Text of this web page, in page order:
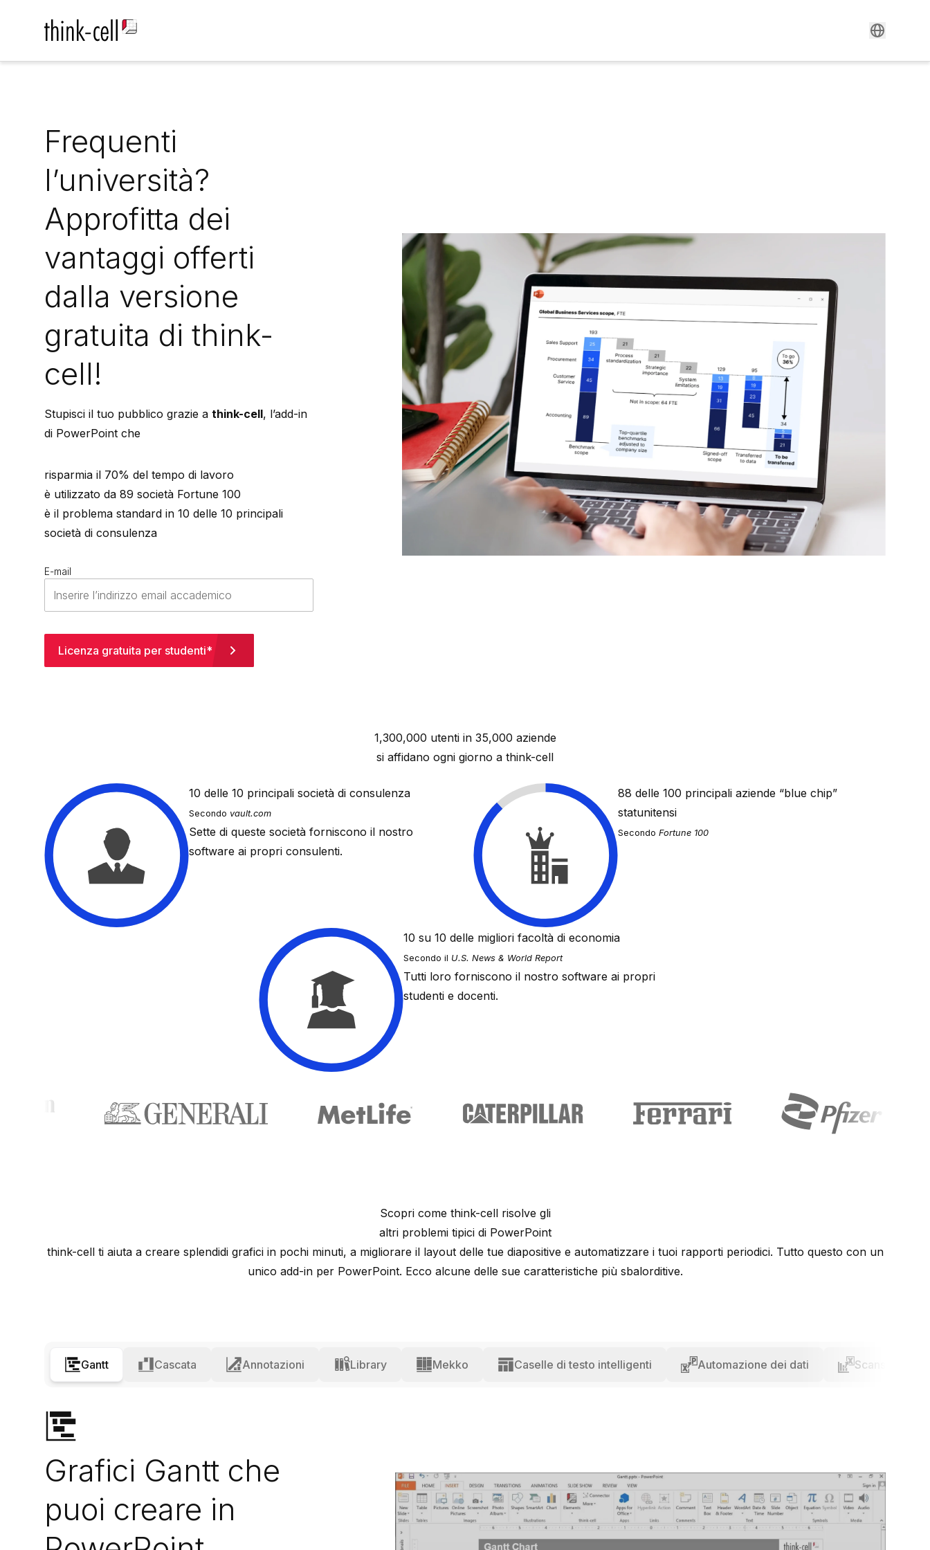
Frequenti
l’università?
Approfitta dei
vantaggi offerti
dalla versione
gratuita di think-
cell!
Stupisci il tuo pubblico grazie a think-cell, l’add-in
di PowerPoint che
risparmia il 70% del tempo di lavoro
è utilizzato da 89 società Fortune 100
è il problema standard in 10 delle 10 principali
società di consulenza
E-mail
Licenza gratuita per studenti*
1,300,000 utenti in 35,000 aziende
si affidano ogni giorno a think-cell
10 delle 10 principali società di consulenza
Secondo vault.com
Sette di queste società forniscono il nostro
software ai propri consulenti.
88 delle 100 principali aziende “blue chip”
statunitensi
Secondo Fortune 100
10 su 10 delle migliori facoltà di economia
Secondo il U.S. News & World Report
Tutti loro forniscono il nostro software ai propri
studenti e docenti.
Scopri come think-cellrisolve gli
altri problemi tipici di PowerPoint
think-cellti aiuta a creare splendidi grafici in pochi minuti, a migliorare il layout delle tue diapositive e automatizzare i tuoi rapporti periodici. Tutto questo con un
unico add-in per PowerPoint. Ecco alcune delle sue caratteristiche più sbalorditive.
Gantt Cascata Annotazioni Library Mekko Caselle di testo intelligenti Automazione dei dati Scansione
Grafici Gantt che
puoi creare in